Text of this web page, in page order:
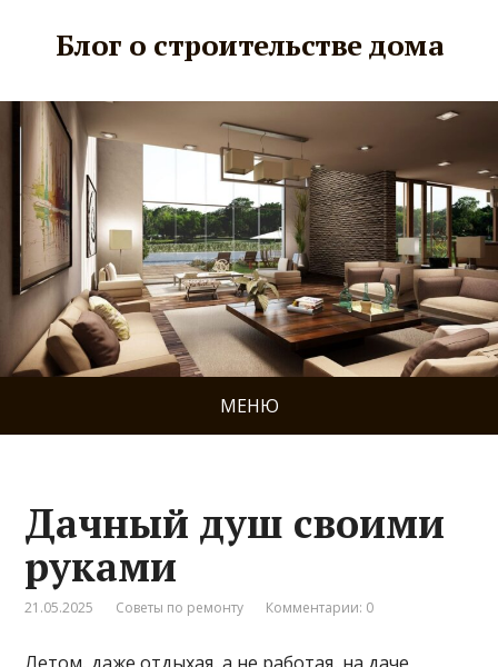
Блог о строительстве дома
МЕНЮ
Дачный душ своими
руками
21.05.2025 Советы по ремонту Комментарии: 0